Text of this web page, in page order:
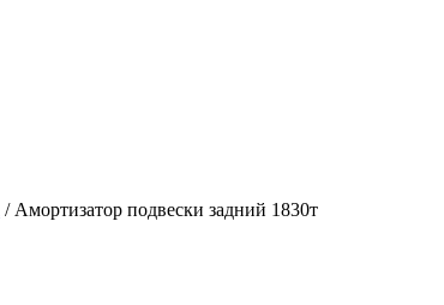
/ Амортизатор подвески задний 1830т